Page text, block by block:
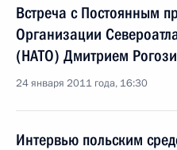
Встреча с Постоянным
Организации
(НАТО) Дмитрием
24 января 2011 года, 16:30
Интервью польским